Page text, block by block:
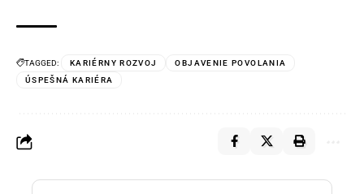
TAGGED: KARIÉRNY ROZVOJ
OBJAVENIE POVOLANIA
ÚSPEŠNÁ KARIÉRA